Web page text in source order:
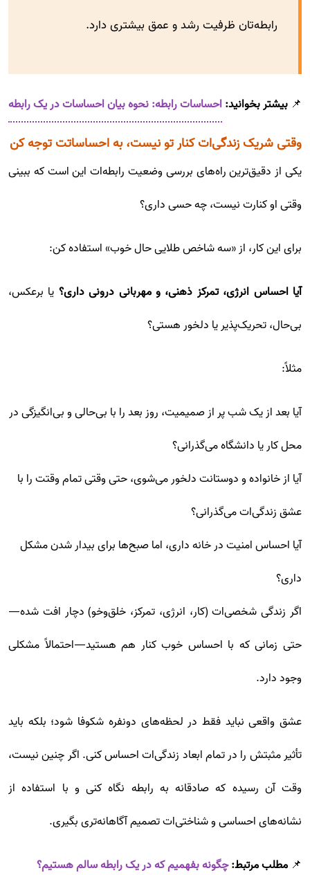
رابطه‌تان ظرفیت رشد و عمق بیشتری دارد.
📌 بیشتر بخوانید:احساسات رابطه: نحوه بیان احساسات در یک رابطه
وقتی شریک زندگی‌ات کنار تو نیست، به احساساتت توجه کن
یکی از دقیق‌ترین راه‌های بررسی وضعیت رابطه‌ات این است که ببینی
وقتی او کنارت نیست، چه حسی داری؟
برای این کار، از «سه شاخص طلایی حال خوب» استفاده کن:
آیا احساس انرژی، تمرکز ذهنی، و مهربانی درونی داری؟ یا برعکس،
بی‌حال، تحریک‌پذیر یا دلخور هستی؟
مثلاً:
آیا بعد از یک شب پر از صمیمیت، روز بعد را با بی‌حالی و بی‌انگیزگی در
محل کار یا دانشگاه می‌گذرانی؟
آیا از خانواده و دوستانت دلخور می‌شوی، حتی وقتی تمام وقتت را با
عشق زندگی‌ات می‌گذرانی؟
آیا احساس امنیت در خانه داری، اما صبح‌ها برای بیدار شدن مشکل
داری؟
اگر زندگی شخصی‌ات (کار، انرژی، تمرکز، خلق‌وخو) دچار افت شده—
حتی زمانی که با احساس خوب کنار هم هستید—احتمالاً مشکلی
وجود دارد.
عشق واقعی نباید فقط در لحظه‌های دونفره شکوفا شود؛ بلکه باید
تأثیر مثبتش را در تمام ابعاد زندگی‌ات احساس کنی. اگر چنین نیست،
وقت آن رسیده که صادقانه به رابطه نگاه کنی و با استفاده از
نشانه‌های احساسی و شناختی‌ات تصمیم آگاهانه‌تری بگیری.
📌 مطلب مرتبط:چگونه بفهمیم که در یک رابطه سالم هستیم؟